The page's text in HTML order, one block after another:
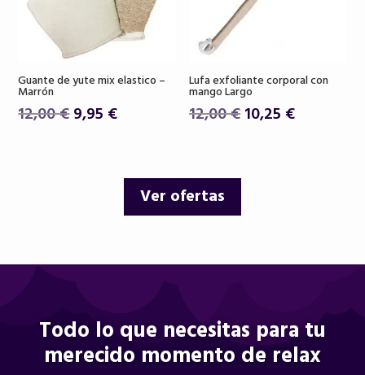
Guante de yute mix elastico –
Marrón
12,00€El
9,95 €El
es:
9,95 €.
Lufa exfoliante corporal con
mango Largo
12,00€El
10,25 €El
Ver ofertas
Todo lo que necesitas para tu
merecido momento de relax